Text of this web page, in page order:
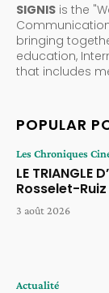
SIGNIS is the
bringing
education,
that includes
POPULAR
Les Chroniques
LE TRIANGLE
Rosselet-Ruiz
3 août 2026
Actualité